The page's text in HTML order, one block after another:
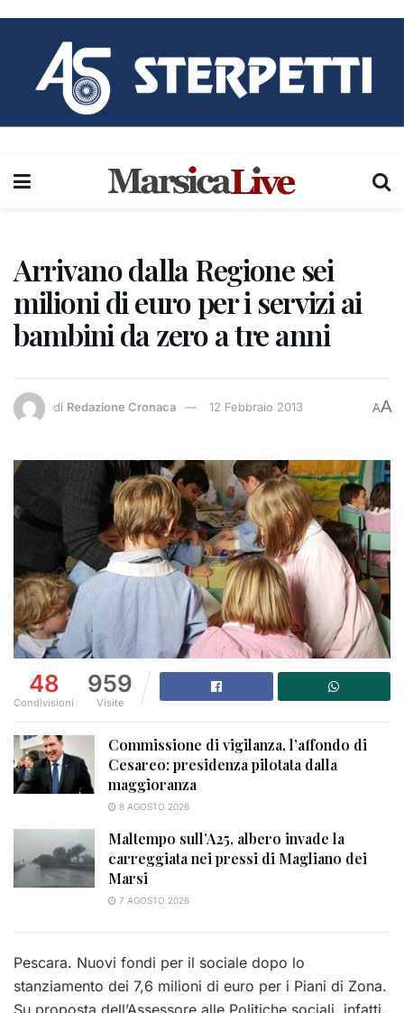
Arrivano dalla Regione sei
milioni di euro per i servizi ai
bambini da zero a tre anni
di Redazione Cronaca 12 Febbraio 2013 AA
48
Condivisioni
959
Visite
Commissione di vigilanza, l’affondo di
Cesareo: presidenza pilotata dalla
maggioranza
8 AGOSTO 2026
Maltempo sull’A25, albero invade la
carreggiata nei pressi di Magliano dei
Marsi
7 AGOSTO 2026
Pescara. Nuovi fondi per il sociale dopo lo
stanziamento dei 7,6 milioni di euro per i Piani di Zona.